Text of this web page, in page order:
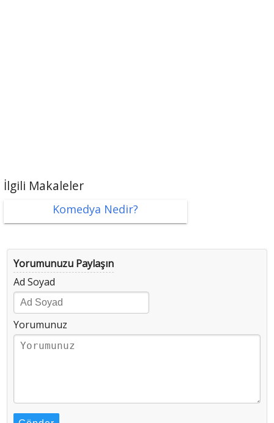
İlgili Makaleler
Komedya Nedir?
Yorumunuzu Paylaşın
Ad Soyad
Yorumunuz